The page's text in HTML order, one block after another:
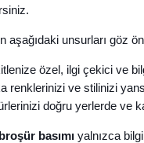
aşağıdaki unsurları göz
özel, ilgi çekici ve
renklerinizi ve stilinizi
doğru yerlerde ve
broşür basımı yalnızca